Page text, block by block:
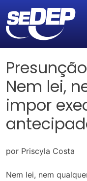
Nem lei,
impor
por Priscyla Costa
Nem lei, nem